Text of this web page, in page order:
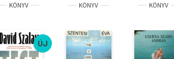
KÖNYV
ÚJ
KÖNYV KÖNYV